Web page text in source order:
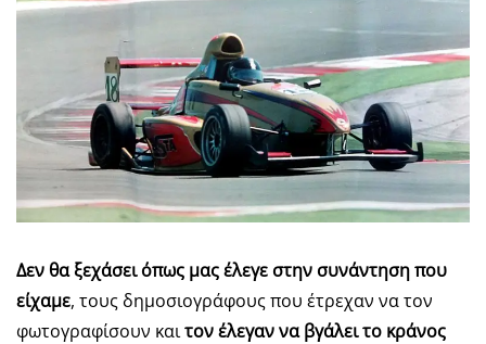
Δεν θα ξεχάσει όπως μας έλεγε στην συνάντηση που
είχαμε, τους δημοσιογράφους που έτρεχαν να τον
φωτογραφίσουν καιτον έλεγαν να βγάλει το κράνος